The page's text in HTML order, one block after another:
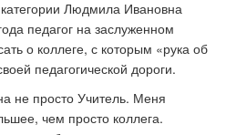
Людмила Ивановна
педагог на заслуженном
о коллеге, с которым «рука об
педагогической дороги.
не просто Учитель. Меня
чем просто коллега.